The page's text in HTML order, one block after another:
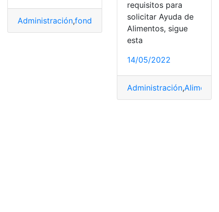
Administración,fondo Rentabilidad,seguro
requisitos para
solicitar Ayuda de
Alimentos, sigue
esta
14/05/2022
Administración,